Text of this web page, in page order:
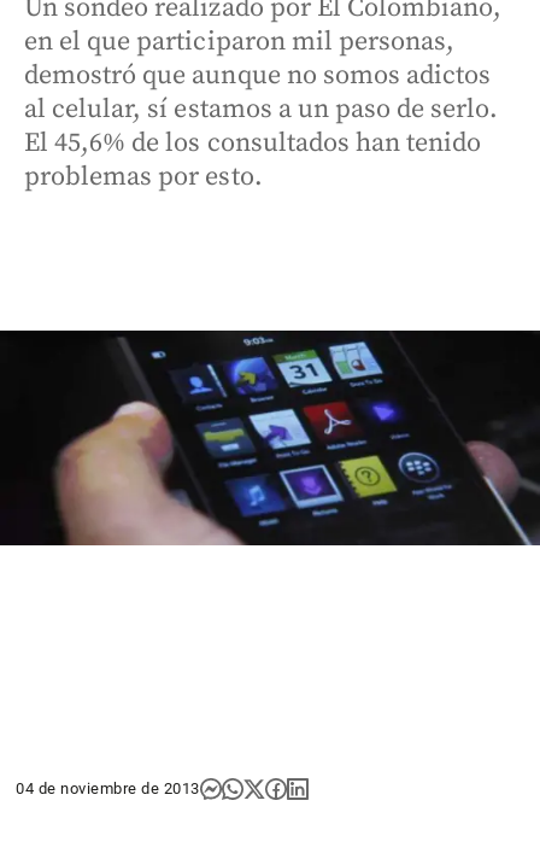
Un sondeo realizado por El Colombiano,
en el que participaron mil personas,
demostró que aunque no somos adictos
al celular, sí estamos a un paso de serlo.
El 45,6% de los consultados han tenido
problemas por esto.
04 de noviembre de 2013